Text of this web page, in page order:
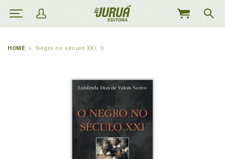
MEU
HOME Negro no século XXI, O